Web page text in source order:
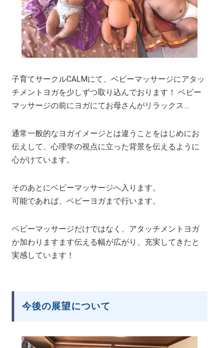
子育てサークルCALMにて、ベビーマッサージにアタッ
チメントヨガを少しずつ取り込んでおります！ ベビー
マッサージの前にヨガにてお母さんがリラックス…
通常一般的なヨガイメージとは違うことをはじめにお
伝えして、心理学の視点に立った背景を伝えるように
心がけています。
そのあとにベビーマッサージへ入ります。
可能であれば、ベビーヨガまで行います。
ベビーマッサージだけではなく、アタッチメントヨガ
か加わりますます伝える幅が広がり、充実してきたと
実感しています！
今後の展望について